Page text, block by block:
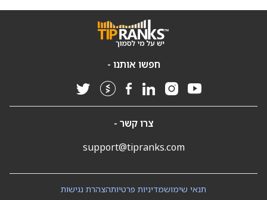
חפשו אותנו -
צרו קשר -
support@tipranks.com
הצהרת נגישותמדיניות פרטיותתנאי שימוש